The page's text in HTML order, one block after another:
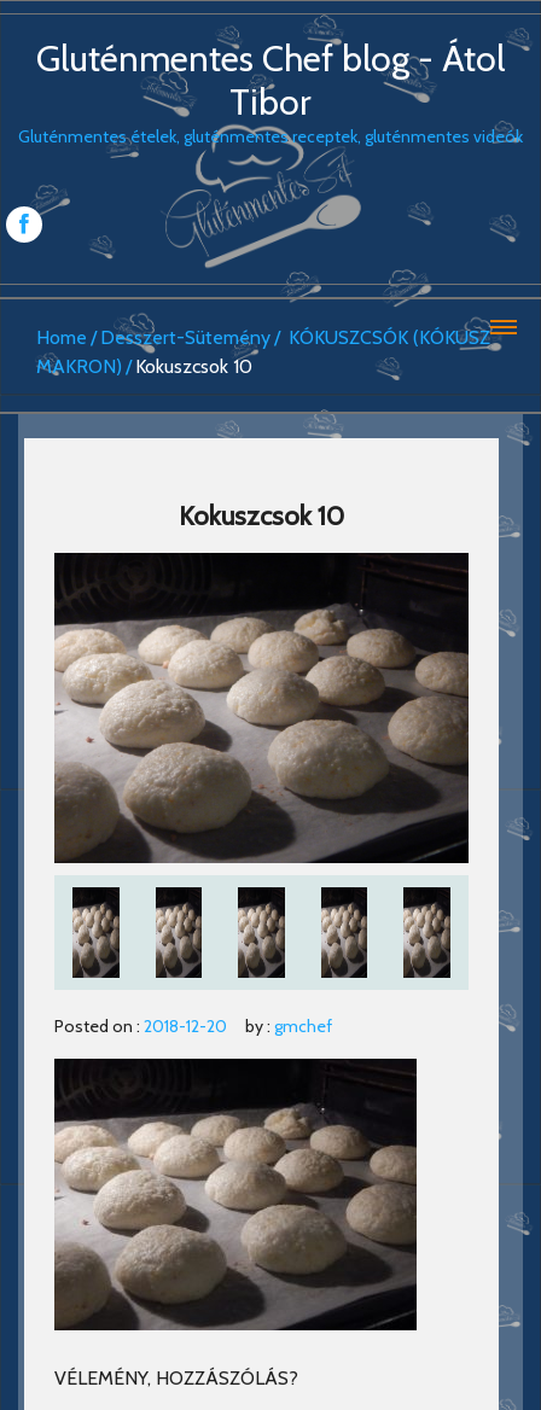
Gluténmentes Chef blog - Átol
Tibor
Gluténmentes ételek, gluténmentes receptek, gluténmentes videók
Home Desszert-Sütemény
KÓKUSZCSÓK (KÓKUSZ
MAKRON)
Kokuszcsok 10
Kokuszcsok 10
Posted on : 2018-12-20 by : gmchef
VÉLEMÉNY, HOZZÁSZÓLÁS?